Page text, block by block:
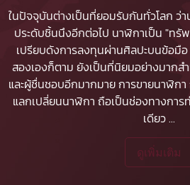
ในปัจจุบันต่างเป็นที่ยอมรับกันทั่วโลก ว่า
ประดับชิ้นนึงอีกต่อไป นาฬิกาเป็น "ทรั
เปรียบดังการลงทุนผ่านศิลปะบนข้อมื
สองเองก็ตาม ยังเป็นที่นิยมอย่างมาก
และผู้ชื่นชอบอีกมากมายการขายนาฬิกา
แลกเปลี่ยนนาฬิกา ถือเป็นช่องทางการ
เดียว...
ดูเพิ่มเติม